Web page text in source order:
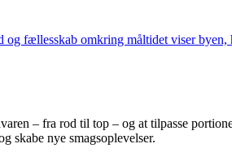
fællesskab omkring måltidet viser
– fra rod til top – og at tilpasse
skabe nye smagsoplevelser.